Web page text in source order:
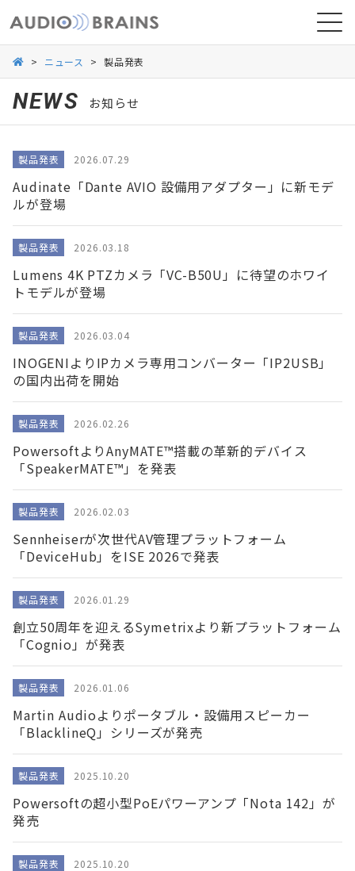
> ニュース > 製品発表
NEWS お知らせ
製品発表 2026.07.29
Audinate「Dante AVIO 設備用アダプター」に新モデ
ルが登場
製品発表 2026.03.18
Lumens 4K PTZカメラ「VC-B50U」に待望のホワイ
トモデルが登場
製品発表 2026.03.04
INOGENIよりIPカメラ専用コンバーター「IP2USB」
の国内出荷を開始
製品発表 2026.02.26
PowersoftよりAnyMATE™搭載の革新的デバイス
「SpeakerMATE™」を発表
製品発表 2026.02.03
Sennheiserが次世代AV管理プラットフォーム
「DeviceHub」をISE 2026で発表
製品発表 2026.01.29
創立50周年を迎えるSymetrixより新プラットフォーム
「Cognio」が発表
製品発表 2026.01.06
Martin Audioよりポータブル・設備用スピーカー
「BlacklineQ」シリーズが発売
製品発表 2025.10.20
Powersoftの超小型PoEパワーアンプ「Nota 142」が
発売
製品発表 2025.10.20